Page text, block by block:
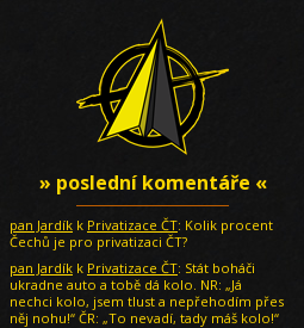
» poslední komentáře «
pan Jardík k Privatizace ČT: Kolik procent
Čechů je pro privatizaci ČT?
pan Jardík k Privatizace ČT: Stát boháči
ukradne auto a tobě dá kolo. NR: „Já
nechci kolo, jsem tlust a nepřehodím přes
něj nohu!“ ČR: „To nevadí, tady máš kolo!“